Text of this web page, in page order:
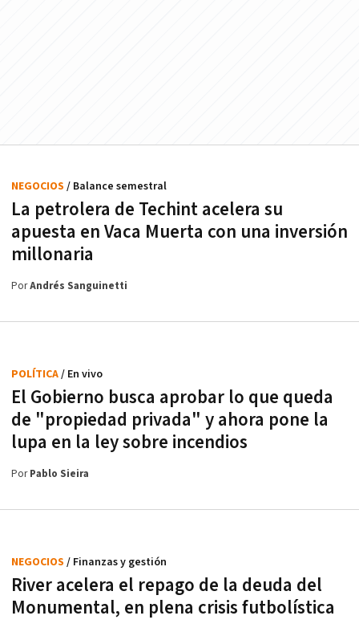
La petrolera de Techint acelera su
apuesta en Vaca Muerta con una inversión
millonaria
NEGOCIOS / Balance semestral
PorAndrés Sanguinetti
El Gobierno busca aprobar lo que queda
de "propiedad privada" y ahora pone la
lupa en la ley sobre incendios
POLÍTICA/ En vivo
PorPablo Sieira
River acelera el repago de la deuda del
Monumental, en plena crisis futbolística
NEGOCIOS / Finanzas y gestión